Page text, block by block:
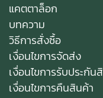
แคตตาล็อก
บทความ
วิธีการสั่งซื้อ
เงื่อนไขการจัดส่ง
เงื่อนไขการรับประกัน
เงื่อนไขการคืนสินค้า